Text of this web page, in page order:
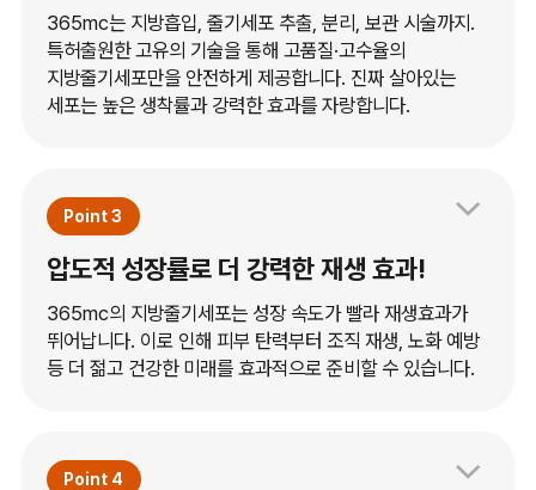
365mc는 지방흡입, 줄기세포 추출, 분리, 보관 시술까지.
특허출원한 고유의 기술을 통해 고품질·고수율의
지방줄기세포만을 안전하게 제공합니다. 진짜 살아있는
세포는 높은 생착률과 강력한 효과를 자랑합니다.
Point 3
압도적 성장률로 더 강력한 재생 효과!
365mc의 지방줄기세포는 성장 속도가 빨라 재생효과가
뛰어납니다. 이로 인해 피부 탄력부터 조직 재생, 노화 예방
등 더 젊고 건강한 미래를 효과적으로 준비할 수 있습니다.
Point 4